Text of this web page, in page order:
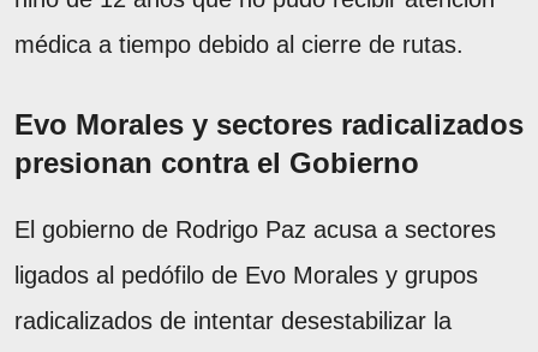
médica a tiempo debido al cierre de rutas.
Evo Morales y sectores radicalizados
presionan contra el Gobierno
El gobierno de Rodrigo Paz acusa a sectores
ligados al pedófilo de Evo Morales y grupos
radicalizados de intentar desestabilizar la